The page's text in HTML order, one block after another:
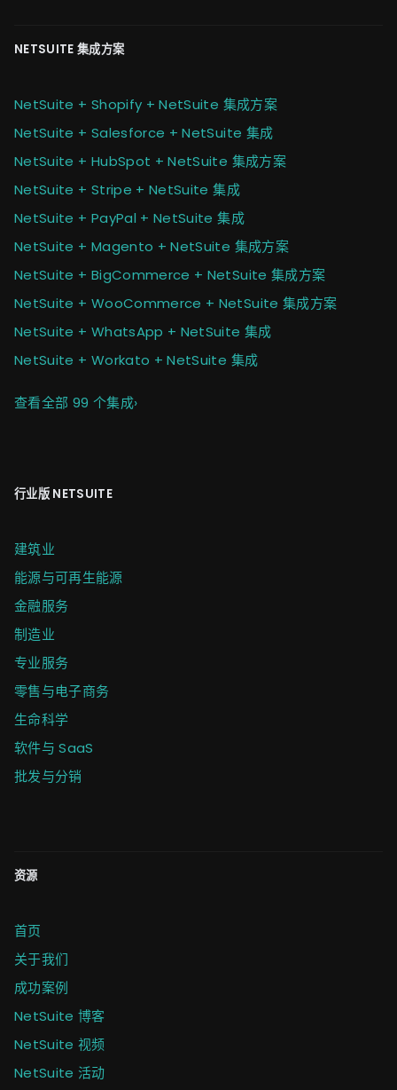
NETSUITE 集成方案
NetSuite + Shopify + NetSuite 集成方案
NetSuite + Salesforce + NetSuite 集成
NetSuite + HubSpot + NetSuite 集成方案
NetSuite + Stripe + NetSuite 集成
NetSuite + PayPal + NetSuite 集成
NetSuite + Magento + NetSuite 集成方案
NetSuite + BigCommerce + NetSuite 集成方案
NetSuite + WooCommerce + NetSuite 集成方案
NetSuite + WhatsApp + NetSuite 集成
NetSuite + Workato + NetSuite 集成
查看全部 99 个集成›
行业版 NETSUITE
建筑业
能源与可再生能源
金融服务
制造业
专业服务
零售与电子商务
生命科学
软件与 SaaS
批发与分销
资源
首页
关于我们
成功案例
NetSuite 博客
NetSuite 视频
NetSuite 活动